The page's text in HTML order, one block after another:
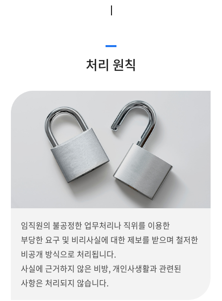
처리 원칙
임직원의 불공정한 업무처리나 직위를 이용한
부당한 요구 및 비리사실에 대한 제보를 받으며 철저한
비공개 방식으로 처리됩니다.
사실에 근거하지 않은 비방, 개인사생활과 관련된
사항은 처리되지 않습니다.